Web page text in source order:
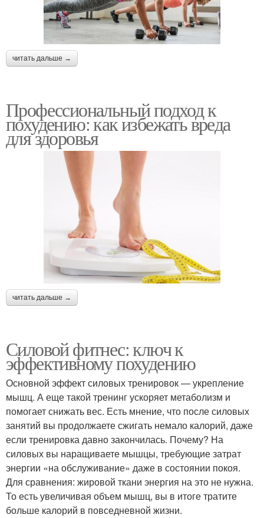
читать дальше →
Профессиональный подход к
похудению: как избежать вреда
для здоровья
читать дальше →
Силовой фитнес: ключ к
эффективному похудению
Основной эффект силовых тренировок — укрепление
мышц. А еще такой тренинг ускоряет метаболизм и
помогает снижать вес. Есть мнение, что после силовых
занятий вы продолжаете сжигать немало калорий, даже
если тренировка давно закончилась. Почему? На
силовых вы наращиваете мышцы, требующие затрат
энергии «на обслуживание» даже в состоянии покоя.
Для сравнения: жировой ткани энергия на это не нужна.
То есть увеличивая объем мышц, вы в итоге тратите
больше калорий в повседневной жизни.